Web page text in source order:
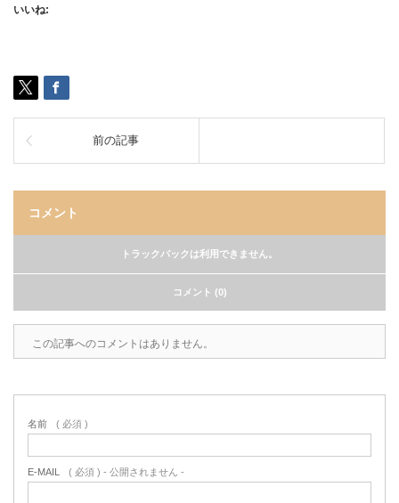
いいね:
前の記事
コメント
トラックバックは利用できません。
コメント (0)
この記事へのコメントはありません。
名前 ( 必須 )
E-MAIL ( 必須 ) - 公開されません -